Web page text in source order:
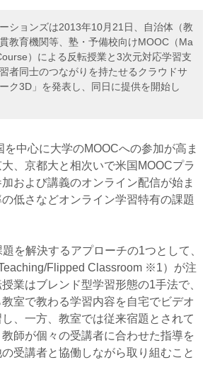
ションズは2013年10月21日、自治体（教
教育機関等、塾・予備校向けMOOC（Ma
）による反転授業と3次元対応学習支
者同士のつながりを持たせるクラウドサ
ク3D」を発表し、同日に提供を開始し
中心に大学のMOOCへの参加が高ま
、京都大と相次いで米国MOOCプラ
および講義のオンライン配信が始ま
低さなどオンライン学習特有の課題
を解決するアプローチの1つとして、
Flipped Classroom ※1）が注
業はブレンド型学習形態の1手法で、
室で教わる学習内容を自宅でビデオ
、一方、教室では従来宿題とされて
師が個々の受講者に合わせた指導を
受講者と協働しながら取り組むこと